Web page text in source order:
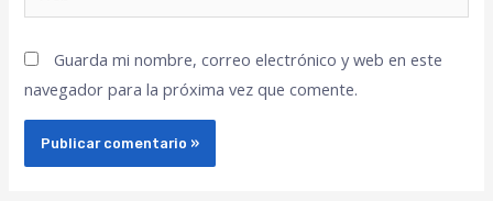
Guarda mi nombre, correo electrónico y web en este
navegador para la próxima vez que comente.